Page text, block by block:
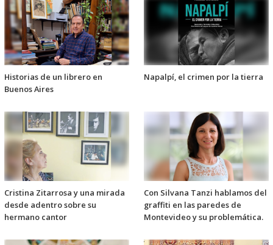
Historias de un librero en
Buenos Aires
Napalpí, el crimen por la tierra
Cristina Zitarrosa y una mirada
desde adentro sobre su
hermano cantor
Con Silvana Tanzi hablamos del
graffiti en las paredes de
Montevideo y su problemática.